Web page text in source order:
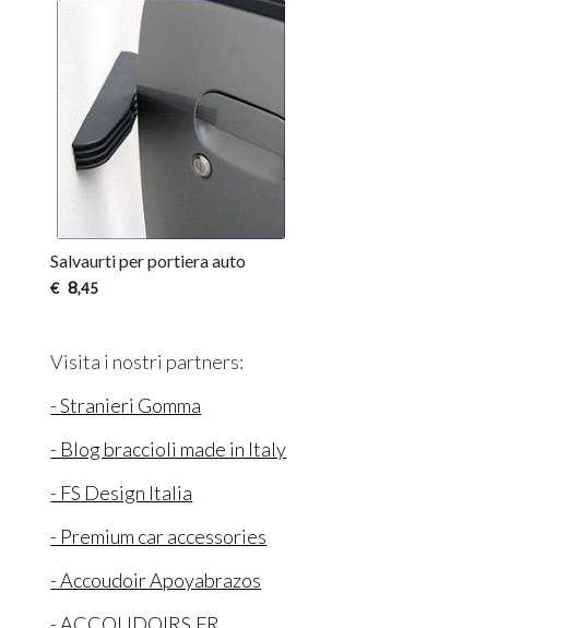
Salvaurti per portiera auto
€ 8,45
Visita i nostri partners:
- Stranieri Gomma
- Blog braccioli made in Italy
- FS Design Italia
- Premium car accessories
- Accoudoir Apoyabrazos